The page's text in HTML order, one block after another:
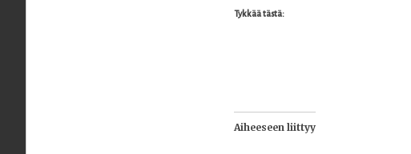
Tykkää tästä:
Aiheeseen liittyy